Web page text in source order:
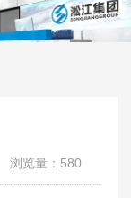
浏览量：580